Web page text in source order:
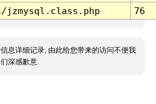
jzmysql.class.php 76
息详细记录, 由此给您带来的访问不便我
们深感歉意.